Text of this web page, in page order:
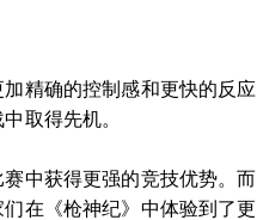
精确的控制感和更快的反应
取得先机。
中获得更强的竞技优势。而
在《枪神纪》中体验到了更